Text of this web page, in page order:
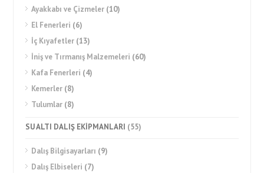
Ayakkabı ve Çizmeler (10)
El Fenerleri (6)
İç Kıyafetler (13)
İniş ve Tırmanış Malzemeleri (60)
Kafa Fenerleri (4)
Kemerler (8)
Tulumlar (8)
SU ALTI DALIŞ EKİPMANLARI (55)
Dalış Bilgisayarları (9)
Dalış Elbiseleri (7)